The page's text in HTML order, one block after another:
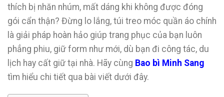
thích bị nhăn nhúm, mất dáng khi không được đóng
gói cẩn thận? Đừng lo lắng, túi treo móc quần áo chính
là giải pháp hoàn hảo giúp trang phục của bạn luôn
phẳng phiu, giữ form như mới, dù bạn đi công tác, du
lịch hay cất giữ tại nhà. Hãy cùng Bao bì Minh Sang
tìm hiểu chi tiết qua bài viết dưới đây.